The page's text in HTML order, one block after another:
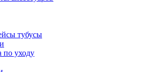
тубусы
по уходу